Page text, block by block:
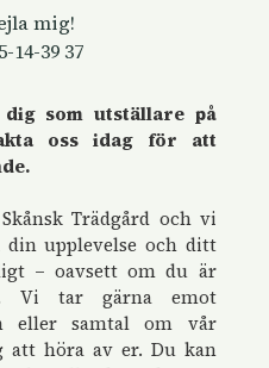
som utställare på
oss idag för att
Trädgård och vi
upplevelse och ditt
– oavsett om du är
Vi tar gärna emot
eller samtal om vår
att höra av er. Du kan
mig!
14-39 37